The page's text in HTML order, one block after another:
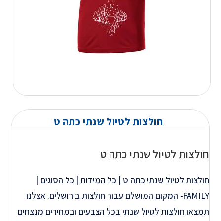
חולצות לטיול שנתי כתה ט
חולצות לטיול שנתי כתה ט
חולצות לטיול שנתי כתה ט | כל המידות | כל הסוגים |
FAMILY- המקום המושלם עבור חולצות בירושלים. אצלנו
תמצאו חולצות לטיול שנתי בכל הצבעים ובמחירים מנצחים